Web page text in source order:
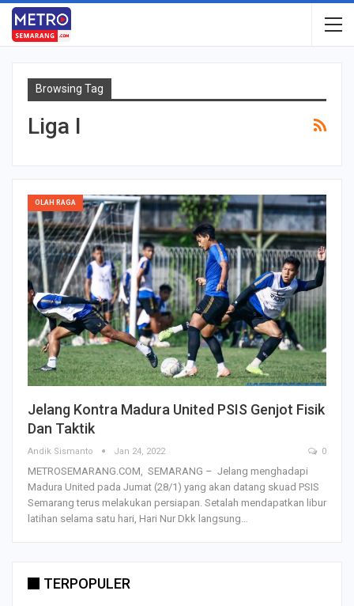
Browsing Tag
Liga I
OLAH RAGA
Jelang Kontra Madura United PSIS Genjot Fisik
Dan Taktik
Andik Sismanto Jan 24, 2022 0
METROSEMARANG.COM, SEMARANG – Jelang menghadapi
Madura United pada Jumat (28/1) yang akan datang skuad PSIS
Semarang terus melakukan persiapan. Setalah mendapatkan libur
latihan selama satu hari, Hari Nur Dkk langsung…
TERPOPULER